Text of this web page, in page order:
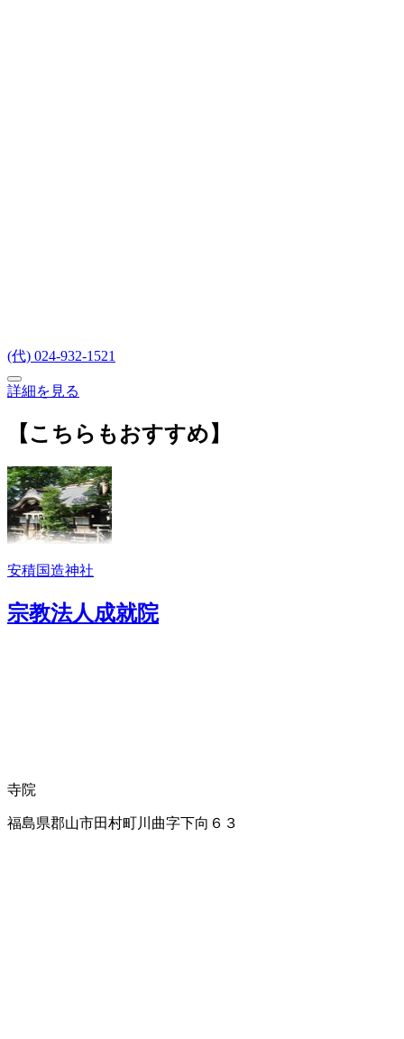
(代) 024-932-1521
詳細を見る
【こちらもおすすめ】
安積国造神社
宗教法人成就院
寺院
福島県郡山市田村町川曲字下向６３